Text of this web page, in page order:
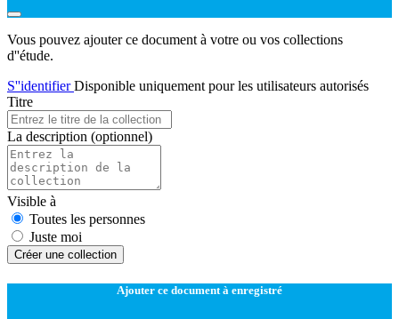
Vous pouvez ajouter ce document à votre ou vos collections
d''étude.
S''identifierDisponible uniquement pour les utilisateurs autorisés
Titre
La description (optionnel)
Visible à
Toutes les personnes
Juste moi
Créer une collection
Ajouter ce document à enregistré